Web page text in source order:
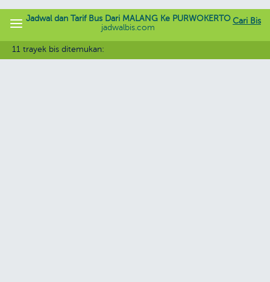
Cari Bis
Jadwal dan Tarif Bus Dari MALANG Ke PURWOKERTO
jadwalbis.com
11 trayek bis ditemukan: